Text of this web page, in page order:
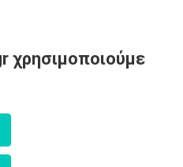
χρησιμοποιούμε